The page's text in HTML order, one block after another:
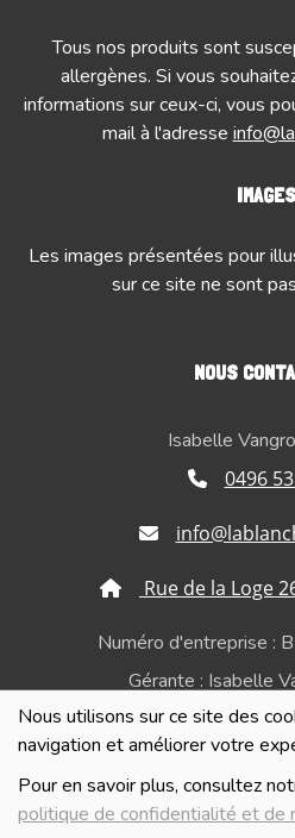
Nous utilisons sur ce site des
navigation et améliorer votre
Pour en savoir plus, consultez
politique de confidentialité et de
Tous nos produits sont
allergènes. Si vous
informations sur ceux-ci, vous
mail à l'adresse
IMAGES
Les images présentées pour
sur ce site ne sont
NOUS
Isabelle
0496
Rue de la Loge
Numéro d'entreprise :
Gérante : Isabelle
Politique de confidentialité
privée